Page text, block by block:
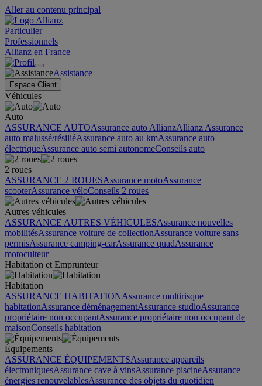
Aller au contenu principal
Particulier
Professionnels
Allianz en France
Assistance
Espace Client
Véhicules
Auto
ASSURANCE AUTOAssurance auto AllianzAllianz Assurance
auto malussé/résiliéAssurance auto au kmAssurance auto
électriqueAssurance auto semi autonomeConseils auto
2 roues
ASSURANCE 2 ROUESAssurance motoAssurance
scooterAssurance véloConseils 2 roues
Autres véhicules
ASSURANCE AUTRES VÉHICULESAssurance nouvelles
mobilitésAssurance voiture de collectionAssurance voiture sans
permisAssurance camping-carAssurance quadAssurance
motoculteur
Habitation et Emprunteur
Habitation
ASSURANCE HABITATIONAssurance multirisque
habitationAssurance déménagementAssurance studioAssurance
propriétaire non occupantAssurance propriétaire non occupant de
maisonConseils habitation
Équipements
ASSURANCE ÉQUIPEMENTSAssurance appareils
électroniquesAssurance cave à vinsAssurance piscineAssurance
énergies renouvelablesAssurance des objets du quotidien